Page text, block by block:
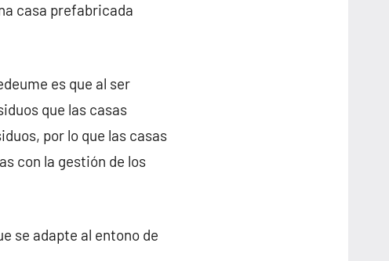
casa prefabricada
es que al ser
que las casas
por lo que las casas
con la gestión de los
se adapte al entono de